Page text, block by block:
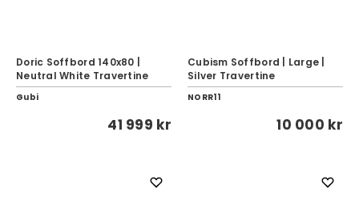
Doric Soffbord 140x80 |
Neutral White Travertine
Gubi
41 999 kr
Cubism Soffbord | Large |
Silver Travertine
NORR11
10 000 kr